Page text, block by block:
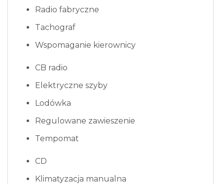
Radio fabryczne
Tachograf
Wspomaganie kierownicy
CB radio
Elektryczne szyby
Lodówka
Regulowane zawieszenie
Tempomat
CD
Klimatyzacja manualna